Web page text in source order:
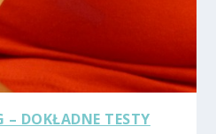
– DOKŁADNE TESTY